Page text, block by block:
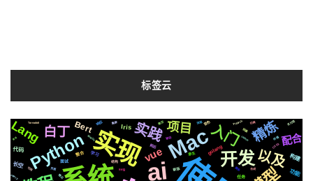
标签云
ai
实现 Mac 开发
Python 实践 入门
以及
白丁 精炼
项目
Lang
vue
配合
Bert Iris
长空
功能
代码
构建
golang
学习
任务
面试
整合
新版
svg
结构
音色
响应
原生
前后
爬虫
情况
协议
合成
页面
Pytorch
MacOs
支付宝
简历
集群 流程
可用
centos
celery
阻塞
存储
Tornado6
CSS3
切换
最强